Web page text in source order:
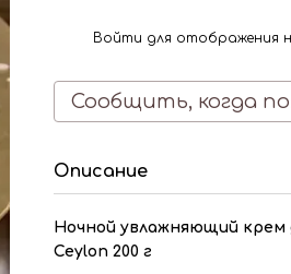
Войти для отображения
Сообщить, когда
Описание
Ночной увлажняющий крем
Ceylon 200 г